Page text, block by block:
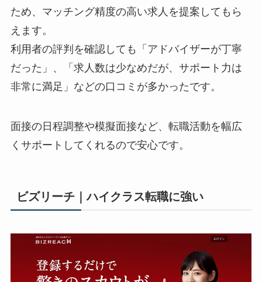
ため、マッチング精度の高い求人を提案してもら
えます。
利用者の評判を確認しても「アドバイザーが丁寧
だった」、「求人数は少なめだが、サポート力は
非常に満足」などの口コミが多かったです。
面接の日程調整や模擬面接など、転職活動を幅広
くサポートしてくれるので安心です。
ビズリーチ｜ハイクラス転職に強い